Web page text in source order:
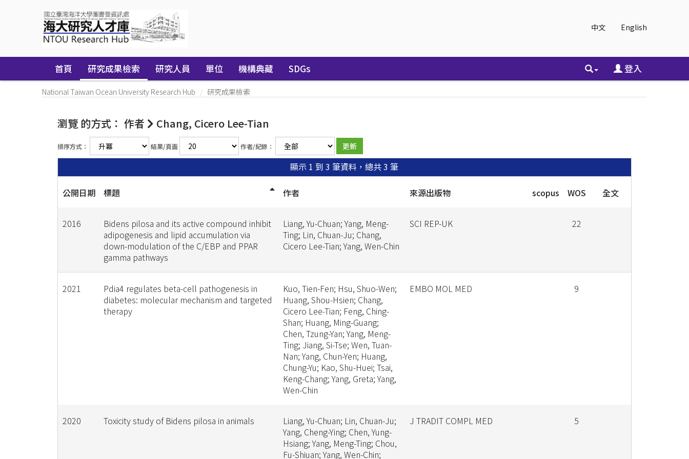
中文 English
首頁 研究成果檢索 研究人員 單位 機構典藏 SDGs 登入
National Taiwan Ocean University Research Hub 研究成果檢索
瀏覽 的方式： 作者 Chang, Cicero Lee-Tian
排序方式： 結果/頁面 作者/紀錄：
顯示 1 到 3 筆資料，總共 3 筆
公開日期 標題 作者 來源出版物 scopus WOS 全文
2016
Bidens pilosa and its active compound inhibit
adipogenesis and lipid accumulation via
down-modulation of the C/EBP and PPAR
gamma pathways
Liang, Yu-Chuan; Yang, Meng-
Ting; Lin, Chuan-Ju; Chang,
Cicero Lee-Tian; Yang, Wen-Chin
SCI REP-UK 22
2021
Pdia4 regulates beta-cell pathogenesis in
diabetes: molecular mechanism and targeted
therapy
Kuo, Tien-Fen; Hsu, Shuo-Wen;
Huang, Shou-Hsien; Chang,
Cicero Lee-Tian; Feng, Ching-
Shan; Huang, Ming-Guang;
Chen, Tzung-Yan; Yang, Meng-
Ting; Jiang, Si-Tse; Wen, Tuan-
Nan; Yang, Chun-Yen; Huang,
Chung-Yu; Kao, Shu-Huei; Tsai,
Keng-Chang; Yang, Greta; Yang,
Wen-Chin
EMBO MOL MED 9
2020 Toxicity study of Bidens pilosa in animals
Liang, Yu-Chuan; Lin, Chuan-Ju;
Yang, Cheng-Ying; Chen, Yung-
Hsiang; Yang, Meng-Ting; Chou,
Fu-Shiuan; Yang, Wen-Chin;
J TRADIT COMPL MED 5